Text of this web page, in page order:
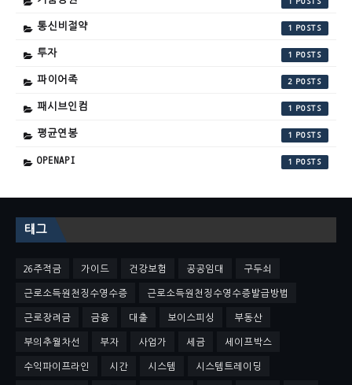
통신비절약 1
투자 1
파이어족 2
패시브인컴 1
평균연봉 1
OPENAPI 1
태그
26주적금 가이드 건강보험 공공임대 구두쇠
근로소득원천징수영수증 근로소득원천징수영수증발급방법
근로장려금 금융 대출 보이스피싱 부동산
부의추월차선 부자 사업가 세금 세이프박스
수익파이프라인 시간 시스템 시스템트레이딩